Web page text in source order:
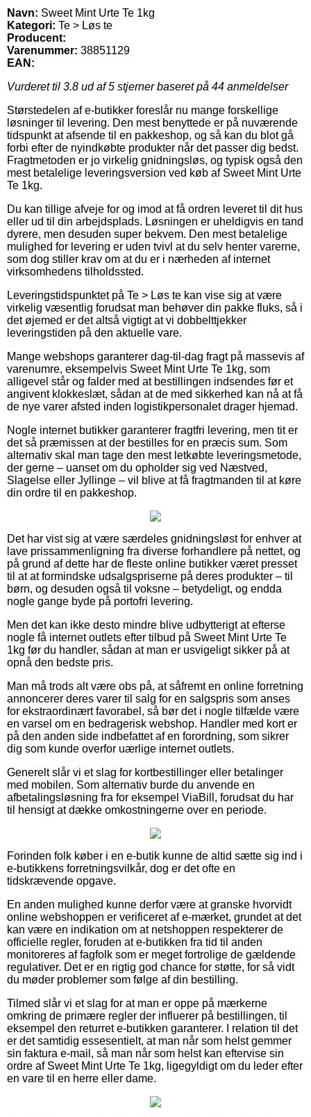
Navn: Sweet Mint Urte Te 1kg
Kategori: Te > Løs te
Producent:
Varenummer: 38851129
EAN:
Vurderet til 3.8 ud af 5 stjerner baseret på 44 anmeldelser
Størstedelen af e-butikker foreslår nu mange forskellige
løsninger til levering. Den mest benyttede er på nuværende
tidspunkt at afsende til en pakkeshop, og så kan du blot gå
forbi efter de nyindkøbte produkter når det passer dig bedst.
Fragtmetoden er jo virkelig gnidningsløs, og typisk også den
mest betalelige leveringsversion ved køb af Sweet Mint Urte
Te 1kg.
Du kan tillige afveje for og imod at få ordren leveret til dit hus
eller ud til din arbejdsplads. Løsningen er uheldigvis en tand
dyrere, men desuden super bekvem. Den mest betalelige
mulighed for levering er uden tvivl at du selv henter varerne,
som dog stiller krav om at du er i nærheden af internet
virksomhedens tilholdssted.
Leveringstidspunktet på Te > Løs te kan vise sig at være
virkelig væsentlig forudsat man behøver din pakke fluks, så i
det øjemed er det altså vigtigt at vi dobbelttjekker
leveringstiden på den aktuelle vare.
Mange webshops garanterer dag-til-dag fragt på massevis af
varenumre, eksempelvis Sweet Mint Urte Te 1kg, som
alligevel står og falder med at bestillingen indsendes før et
angivent klokkeslæt, sådan at de med sikkerhed kan nå at få
de nye varer afsted inden logistikpersonalet drager hjemad.
Nogle internet butikker garanterer fragtfri levering, men tit er
det så præmissen at der bestilles for en præcis sum. Som
alternativ skal man tage den mest letkøbte leveringsmetode,
der gerne – uanset om du opholder sig ved Næstved,
Slagelse eller Jyllinge – vil blive at få fragtmanden til at køre
din ordre til en pakkeshop.
Det har vist sig at være særdeles gnidningsløst for enhver at
lave prissammenligning fra diverse forhandlere på nettet, og
på grund af dette har de fleste online butikker været presset
til at at formindske udsalgspriserne på deres produkter – til
børn, og desuden også til voksne – betydeligt, og endda
nogle gange byde på portofri levering.
Men det kan ikke desto mindre blive udbytterigt at efterse
nogle få internet outlets efter tilbud på Sweet Mint Urte Te
1kg før du handler, sådan at man er usvigeligt sikker på at
opnå den bedste pris.
Man må trods alt være obs på, at såfremt en online forretning
annoncerer deres varer til salg for en salgspris som anses
for ekstraordinært favorabel, så bør det i nogle tilfælde være
en varsel om en bedragerisk webshop. Handler med kort er
på den anden side indbefattet af en forordning, som sikrer
dig som kunde overfor uærlige internet outlets.
Generelt slår vi et slag for kortbestillinger eller betalinger
med mobilen. Som alternativ burde du anvende en
afbetalingsløsning fra for eksempel ViaBill, forudsat du har
til hensigt at dække omkostningerne over en periode.
Forinden folk køber i en e-butik kunne de altid sætte sig ind i
e-butikkens forretningsvilkår, dog er det ofte en
tidskrævende opgave.
En anden mulighed kunne derfor være at granske hvorvidt
online webshoppen er verificeret af e-mærket, grundet at det
kan være en indikation om at netshoppen respekterer de
officielle regler, foruden at e-butikken fra tid til anden
monitoreres af fagfolk som er meget fortrolige de gældende
regulativer. Det er en rigtig god chance for støtte, for så vidt
du møder problemer som følge af din bestilling.
Tilmed slår vi et slag for at man er oppe på mærkerne
omkring de primære regler der influerer på bestillingen, til
eksempel den returret e-butikken garanterer. I relation til det
er det samtidig essesentielt, at man når som helst gemmer
sin faktura e-mail, så man når som helst kan eftervise sin
ordre af Sweet Mint Urte Te 1kg, ligegyldigt om du leder efter
en vare til en herre eller dame.